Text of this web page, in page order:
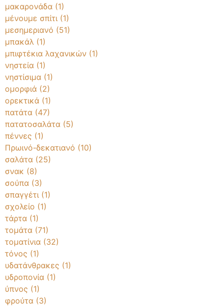
μακαρονάδα (1)
μένουμε σπίτι (1)
μεσημεριανό (51)
μπακάλ (1)
μπιφτέκια λαχανικών (1)
νηστεία (1)
νηστίσιμα (1)
ομορφιά (2)
ορεκτικά (1)
πατάτα (47)
πατατοσαλάτα (5)
πέννες (1)
Πρωινό-δεκατιανό (10)
σαλάτα (25)
σνακ (8)
σούπα (3)
σπαγγέτι (1)
σχολείο (1)
τάρτα (1)
τομάτα (71)
τοματίνια (32)
τόνος (1)
υδατάνθρακες (1)
υδροπονία (1)
ύπνος (1)
φρούτα (3)